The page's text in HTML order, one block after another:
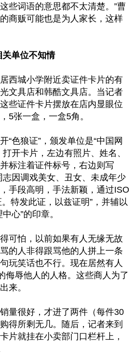
些词语的意思都不太清楚。”曹
商贩可能也是为人家长，这样
单位不知情
西城小学附近卖证件卡片的有
文具店和韩酷文具店。当记者
些证件卡片摆放在店内显眼位
5张一盒，一盒5角。
“色狼证”，颁发单位是“中国网
开卡片，左边有照片、姓名、
标注着证件标号，右边则写
志因调戏美女、丑女、未成年少
手段高明，手法新颖，通过ISO
特发此证，以兹证明”，并辅以
心”的印章。
可怕，以前如果有人无缘无故
的人非得跟骂他的人拼上一条
玩笑话也不行。现在居然有人
侮辱他人的人格。这些商人为了
来。
量很好，才进了两件（每件30
得所剩无几。随后，记者来到
片就挂在小卖部门口栏杆上，